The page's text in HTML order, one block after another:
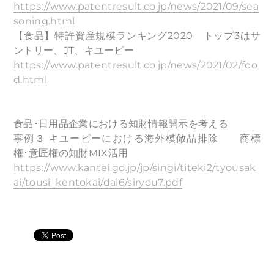
https://www.patentresult.co.jp/news/2021/09/sea
soning.html
【食品】特許資産規模ランキング2020 トップ3はサ
ントリー、JT、キユーピー
https://www.patentresult.co.jp/news/2021/02/foo
d.html
食品･日用品企業における知財情報開示を考える
事例３ キユーピーにおける海外模倣品排除 商標
権･意匠権の知財MIX活用
https://www.kantei.go.jp/jp/singi/titeki2/tyousak
ai/tousi_kentokai/dai6/siryou7.pdf